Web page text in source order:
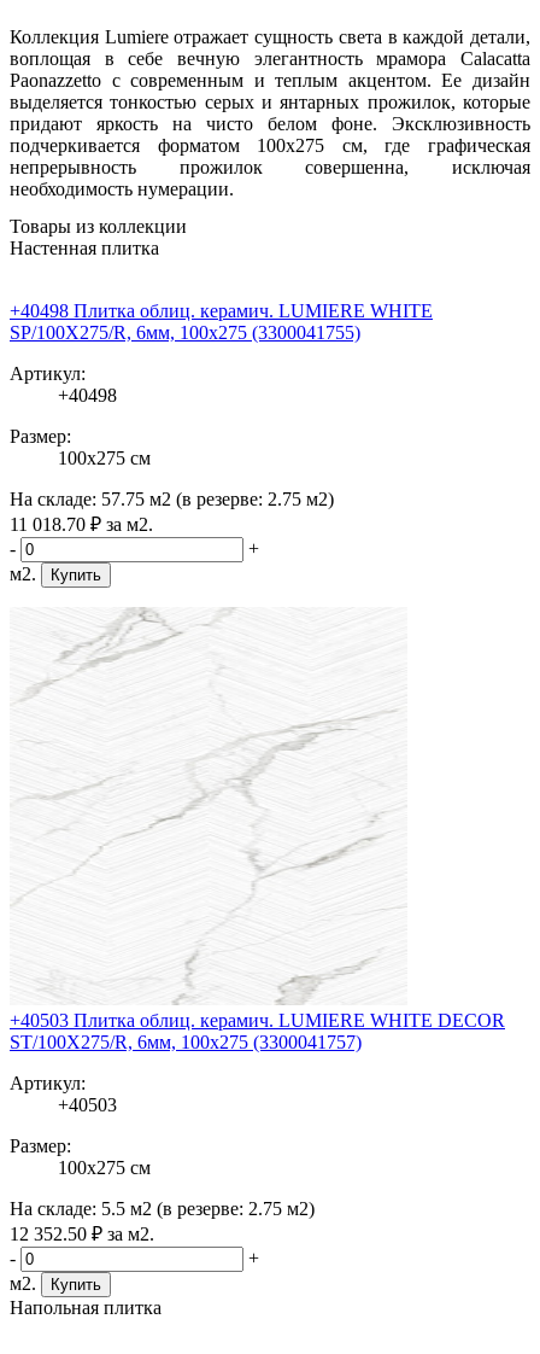
Коллекция Lumiere отражает сущность света в каждой детали,
воплощая в себе вечную элегантность мрамора Calacatta
Paonazzetto с современным и теплым акцентом. Ее дизайн
выделяется тонкостью серых и янтарных прожилок, которые
придают яркость на чисто белом фоне. Эксклюзивность
подчеркивается форматом 100x275 см, где графическая
непрерывность прожилок совершенна, исключая
необходимость нумерации.
Товары из коллекции
Настенная плитка
+40498 Плитка облиц. керамич. LUMIERE WHITE
SP/100X275/R, 6мм, 100x275 (3300041755)
Артикул:
+40498
Размер:
100x275 см
На складе: 57.75 м2 (в резерве: 2.75 м2)
11 018.70 ₽ за м2.
-
+
м2.
Купить
+40503 Плитка облиц. керамич. LUMIERE WHITE DECOR
ST/100X275/R, 6мм, 100x275 (3300041757)
Артикул:
+40503
Размер:
100x275 см
На складе: 5.5 м2 (в резерве: 2.75 м2)
12 352.50 ₽ за м2.
-
+
м2.
Купить
Напольная плитка